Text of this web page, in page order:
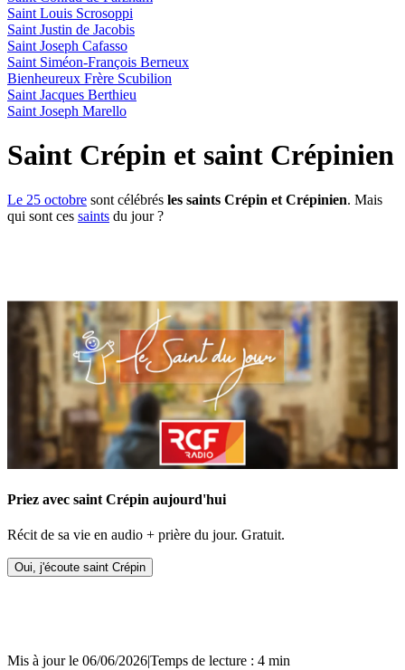
Saint Louis Scrosoppi
Saint Justin de Jacobis
Saint Joseph Cafasso
Saint Siméon-François Berneux
Bienheureux Frère Scubilion
Saint Jacques Berthieu
Saint Joseph Marello
Saint Crépin et saint Crépinien
Le 25 octobre sont célébrés les saints Crépin et Crépinien. Mais
qui sont ces saints du jour ?
Priez avec saint Crépin aujourd'hui
Récit de sa vie en audio + prière du jour. Gratuit.
Oui, j'écoute saint Crépin
Mis à jour le 06/06/2026|Temps de lecture : 4 min